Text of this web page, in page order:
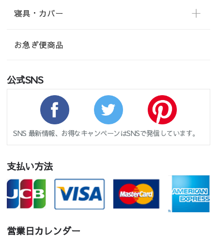
寝具・カバー
お急ぎ便商品
公式SNS
SNS 最新情報、お得なキャンペーンはSNSで発信しています。
支払い方法
営業日カレンダー